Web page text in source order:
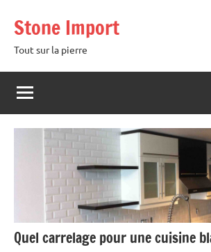
contenu
Stone Import
Tout sur la pierre
Quel carrelage pour une cuisine